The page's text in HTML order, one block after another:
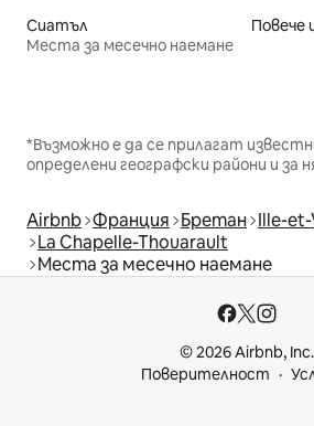
Сиатъл
Места за месечно наемане
Повече
*Възможно е да се прилагат
определени географски райони и за
Airbnb Франция Бретан Ille-
La Chapelle-Thouarault
Места за месечно наемане
© 2026 Airbnb, Inc.
Поверителност